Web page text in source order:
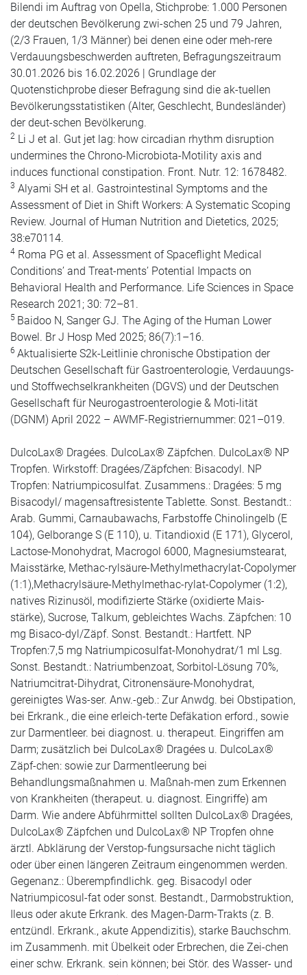
Bilendi im Auftrag von Opella, Stichprobe: 1.000 Personen
der deutschen Bevölkerung zwi-schen 25 und 79 Jahren,
(2/3 Frauen, 1/3 Männer) bei denen eine oder meh-rere
Verdauungsbeschwerden auftreten, Befragungszeitraum
30.01.2026 bis 16.02.2026 | Grundlage der
Quotenstichprobe dieser Befragung sind die ak-tuellen
Bevölkerungsstatistiken (Alter, Geschlecht, Bundesländer)
der deut-schen Bevölkerung.
2 Li J et al. Gut jet lag: how circadian rhythm disruption
undermines the Chrono-Microbiota-Motility axis and
induces functional constipation. Front. Nutr. 12: 1678482.
3 Alyami SH et al. Gastrointestinal Symptoms and the
Assessment of Diet in Shift Workers: A Systematic Scoping
Review. Journal of Human Nutrition and Dietetics, 2025;
38:e70114.
4 Roma PG et al. Assessment of Spaceflight Medical
Conditions’ and Treat-ments’ Potential Impacts on
Behavioral Health and Performance. Life Sciences in Space
Research 2021; 30: 72–81.
5 Baidoo N, Sanger GJ. The Aging of the Human Lower
Bowel. Br J Hosp Med 2025; 86(7):1–16.
6 Aktualisierte S2k-Leitlinie chronische Obstipation der
Deutschen Gesellschaft für Gastroenterologie, Verdauungs-
und Stoffwechselkrankheiten (DGVS) und der Deutschen
Gesellschaft für Neurogastroenterologie & Moti-lität
(DGNM) April 2022 – AWMF-Registriernummer: 021–019.
DulcoLax® Dragées. DulcoLax® Zäpfchen. DulcoLax® NP
Tropfen. Wirkstoff: Dragées/Zäpfchen: Bisacodyl. NP
Tropfen: Natriumpicosulfat. Zusammens.: Dragées: 5 mg
Bisacodyl/ magensaftresistente Tablette. Sonst. Bestandt.:
Arab. Gummi, Carnaubawachs, Farbstoffe Chinolingelb (E
104), Gelborange S (E 110), u. Titandioxid (E 171), Glycerol,
Lactose-Monohydrat, Macrogol 6000, Magnesiumstearat,
Maisstärke, Methac-rylsäure-Methylmethacrylat-Copolymer
(1:1),Methacrylsäure-Methylmethac-rylat-Copolymer (1:2),
natives Rizinusöl, modifizierte Stärke (oxidierte Mais-
stärke), Sucrose, Talkum, gebleichtes Wachs. Zäpfchen: 10
mg Bisaco-dyl/Zäpf. Sonst. Bestandt.: Hartfett. NP
Tropfen:7,5 mg Natriumpicosulfat-Monohydrat/1 ml Lsg.
Sonst. Bestandt.: Natriumbenzoat, Sorbitol-Lösung 70%,
Natriumcitrat-Dihydrat, Citronensäure-Monohydrat,
gereinigtes Was-ser. Anw.-geb.: Zur Anwdg. bei Obstipation,
bei Erkrank., die eine erleich-terte Defäkation erford., sowie
zur Darmentleer. bei diagnost. u. therapeut. Eingriffen am
Darm; zusätzlich bei DulcoLax® Dragées u. DulcoLax®
Zäpf-chen: sowie zur Darmentleerung bei
Behandlungsmaßnahmen u. Maßnah-men zum Erkennen
von Krankheiten (therapeut. u. diagnost. Eingriffe) am
Darm. Wie andere Abführmittel sollten DulcoLax® Dragées,
DulcoLax® Zäpfchen und DulcoLax® NP Tropfen ohne
ärztl. Abklärung der Verstop-fungsursache nicht täglich
oder über einen längeren Zeitraum eingenommen werden.
Gegenanz.: Überempfindlichk. geg. Bisacodyl oder
Natriumpicosul-fat oder sonst. Bestandt., Darmobstruktion,
Ileus oder akute Erkrank. des Magen-Darm-Trakts (z. B.
entzündl. Erkrank., akute Appendizitis), starke Bauchschm.
im Zusammenh. mit Übelkeit oder Erbrechen, die Zei-chen
einer schw. Erkrank. sein können; bei Stör. des Wasser- und